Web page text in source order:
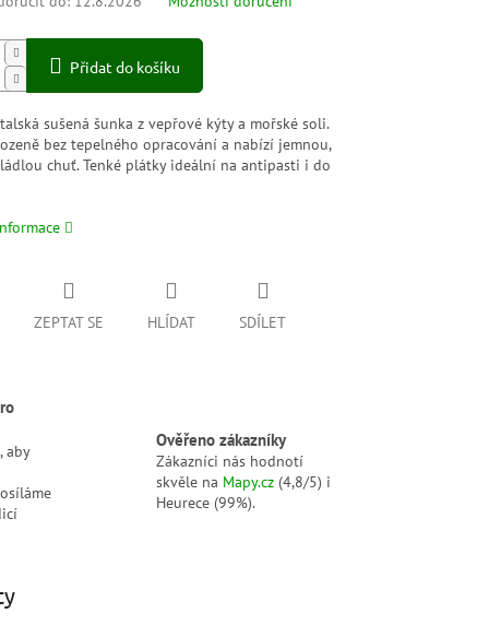
Přidat do košíku
sušená šunka z vepřové kýty a mořské soli.
bez tepelného opracování a nabízí jemnou,
chuť. Tenké plátky ideální na antipasti i do
ZEPTAT SE HLÍDAT SDÍLET
aby
Ověřeno zákazníky
Zákazníci nás hodnotí
skvěle na Mapy.cz (4,8/5) i
Heurece (99%).